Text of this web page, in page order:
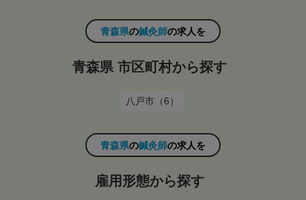
青森県の鍼灸師の求人を
青森県 市区町村から探す
八戸市（6）
青森県の鍼灸師の求人を
雇用形態から探す